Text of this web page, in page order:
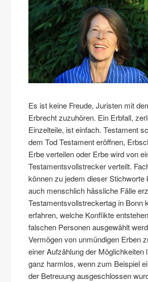
Es ist keine Freude, Juristen mit
Erbrecht zuzuhören. Ein Erbfall,
Einzelteile, ist einfach. Testament
dem Tod Testament eröffnen,
Erbe verteilen oder Erbe wird von
Testamentsvollstrecker verteilt.
können zu jedem dieser Stichworte
auch menschlich hässliche Fälle
Testamentsvollstreckertag in Bonn
erfahren, welche Konflikte
falschen Personen ausgewählt
Vermögen von unmündigen Erben
einer Aufzählung der Möglichkeiten
ganz harmlos, wenn zum Beispiel
der Betreuung ausgeschlossen